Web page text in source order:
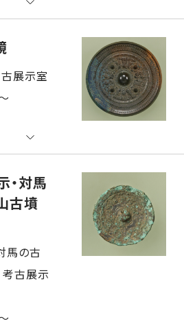
展示室
対馬
古墳
― 考古展示室